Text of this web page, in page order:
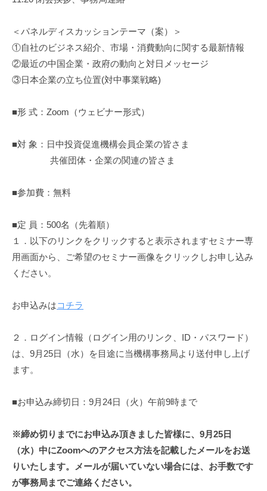
＜パネルディスカッションテーマ（案）＞
①自社のビジネス紹介、市場・消費動向に関する最新情報
②最近の中国企業・政府の動向と対日メッセージ
③日本企業の立ち位置(対中事業戦略)
■形 式：Zoom（ウェビナー形式）
■対 象：日中投資促進機構会員企業の皆さま
共催団体・企業の関連の皆さま
■参加費：無料
■定 員：500名（先着順）
１．以下のリンクをクリックすると表示されますセミナー専
用画面から、ご希望のセミナー画像をクリックしお申し込み
ください。
お申込みはコチラ
２．ログイン情報（ログイン用のリンク、ID・パスワード）
は、9月25日（水）を目途に当機構事務局より送付申し上げ
ます。
■お申込み締切日：9月24日（火）午前9時まで
※締め切りまでにお申込み頂きました皆様に、9月25日
（水）中にZoomへのアクセス方法を記載したメールをお送
りいたします。メールが届いていない場合には、お手数です
が事務局までご連絡ください。